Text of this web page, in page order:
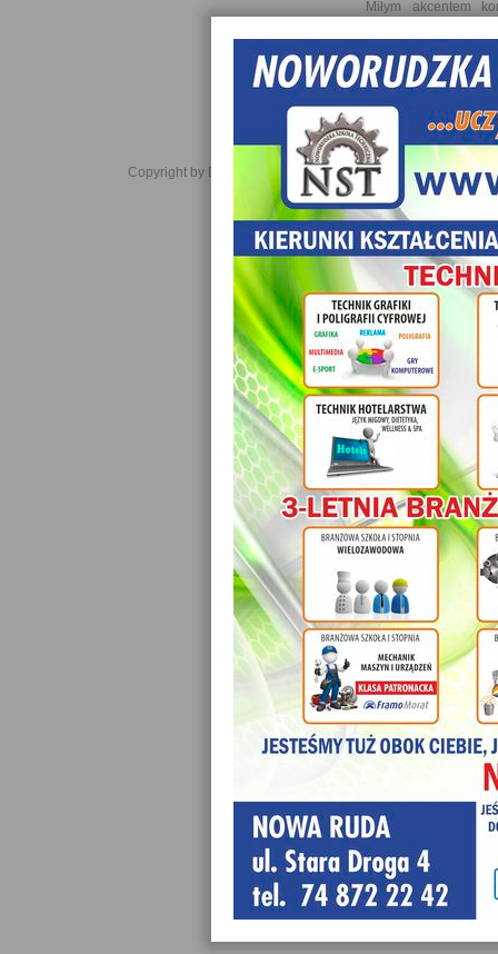
Miłym akcentem
szczęście i
pożegnania ze
tylko teraz zanucić w
Oprac. mgr Urszula
Copyright by Daniel JabĹoĹski 2006-2021. All rights